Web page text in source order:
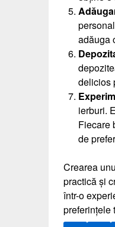
adăuga
delicios
ierburi.
Fiecare
de
Crearea
practică și
într-o
preferințele